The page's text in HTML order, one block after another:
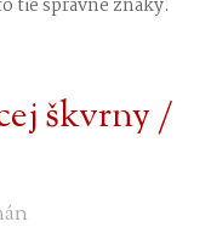
škvrny /